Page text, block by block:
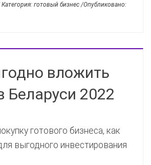
готовый бизнес /Опубликовано:
вложить
Беларуси 2022
готового бизнеса, как
выгодного инвестирования